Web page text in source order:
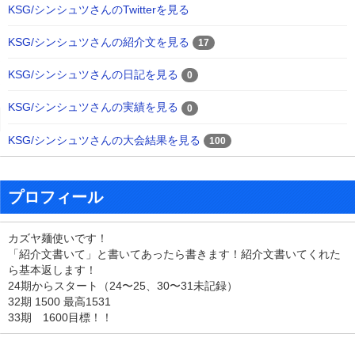
KSG/シンシュツさんのTwitterを見る
KSG/シンシュツさんの紹介文を見る 17
KSG/シンシュツさんの日記を見る 0
KSG/シンシュツさんの実績を見る 0
KSG/シンシュツさんの大会結果を見る 100
プロフィール
カズヤ麺使いです！
「紹介文書いて」と書いてあったら書きます！紹介文書いてくれた
ら基本返します！
24期からスタート（24〜25、30〜31未記録）
32期 1500 最高1531
33期 1600目標！！